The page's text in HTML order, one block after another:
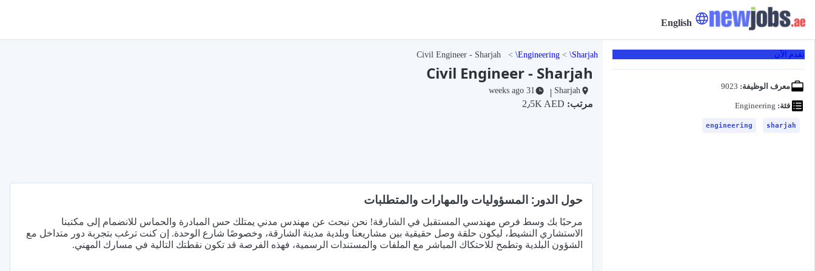
English
تقدم الآن
معرف الوظيفة:
فئة:
sharjah
engineering
Sharjah
Engineering
Civil Engineer - Sharjah
Civil Engineer - Sharjah
Sharjah
|
31 weeks ago
مرتب:
حول الدور: المسؤوليات والمهارات والمتطلبات
مرحبًا بك وسط فرص مهندسي المستقبل في الشارقة! نحن نبحث عن مهندس مدني يمتلك حس المبادرة والحماس للانضمام إلى مكتبنا
الاستشاري النشيط، ليكون حلقة وصل حقيقية بين مشاريعنا وبلدية مدينة الشارقة، وخصوصًا شارع الوحدة. إن كنت ترغب بتجربة دور متداخل مع
الشؤون البلدية وتطمح للاحتكاك المباشر مع الملفات والمستندات الرسمية، فهذه الفرصة قد تكون نقطتك التالية في مسارك المهني.